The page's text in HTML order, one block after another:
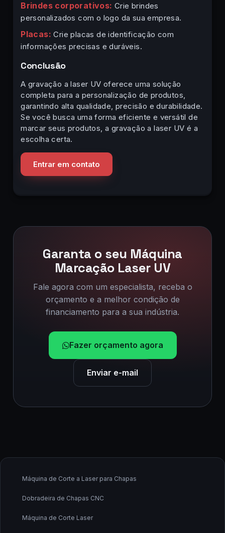
Brindes corporativos: Crie brindes
personalizados com o logo da sua empresa.
Placas: Crie placas de identificação com
informações precisas e duráveis.
Conclusão
A gravação a laser UV oferece uma solução
completa para a personalização de produtos,
garantindo alta qualidade, precisão e durabilidade.
Se você busca uma forma eficiente e versátil de
marcar seus produtos, a gravação a laser UV é a
escolha certa.
Entrar em contato
Garanta o seu Máquina
Marcação Laser UV
Fale agora com um especialista, receba o
orçamento e a melhor condição de
financiamento para a sua indústria.
Fazer orçamento agora
Enviar e-mail
Máquina de Corte a Laser para Chapas
Dobradeira de Chapas CNC
Máquina de Corte Laser